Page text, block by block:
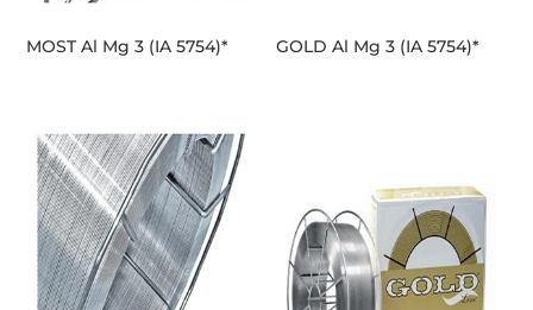
MOST Al Mg 3 (IA 5754)* GOLD Al Mg 3 (IA 5754)*